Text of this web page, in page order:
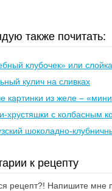
также почитать:
клубочек» или
кулич на сливках
картинки из желе –
хрустяшки с колбасным
шоколадно-
к рецепту
рецепт?! Напишите мне